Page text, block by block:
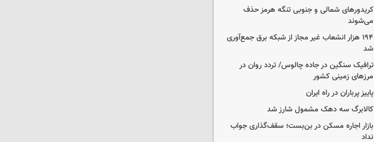
کریدورهای شمالی و جنوبی تنگه هرمز حذف
می‌شوند
۱۹۴ هزار انشعاب غیر مجاز از شبکه برق جمع‌آوری
شد
ترافیک سنگین در جاده چالوس/ تردد روان در
مرزهای زمینی کشور
پاییز پرباران در راه ایران
کالابرگ سه دهک مشمول شارز شد
بازار اجاره مسکن در بن‌بست؛ سقف‌گذاری جواب
نداد